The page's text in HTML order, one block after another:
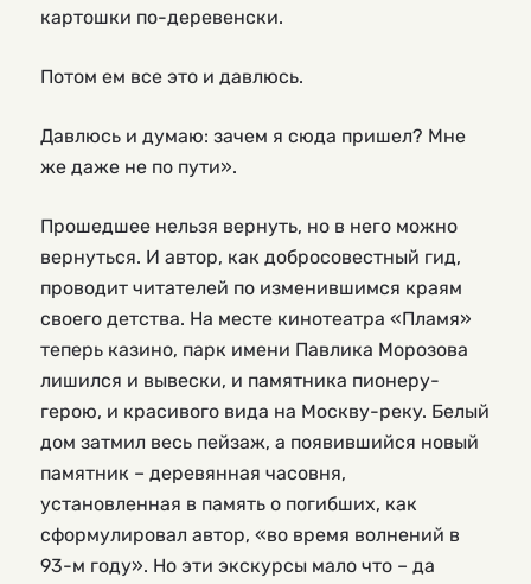
картошки по-деревенски.
Потом ем все это и давлюсь.
Давлюсь и думаю: зачем я сюда пришел? Мне
же даже не по пути».
Прошедшее нельзя вернуть, но в него можно
вернуться. И автор, как добросовестный гид,
проводит читателей по изменившимся краям
своего детства. На месте кинотеатра «Пламя»
теперь казино, парк имени Павлика Морозова
лишился и вывески, и памятника пионеру-
герою, и красивого вида на Москву-реку. Белый
дом затмил весь пейзаж, а появившийся новый
памятник – деревянная часовня,
установленная в память о погибших, как
сформулировал автор, «во время волнений в
93-м году». Но эти экскурсы мало что – да